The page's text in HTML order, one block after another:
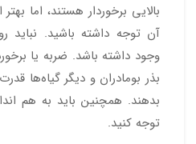
بالایی برخوردار هستند، اما
آن توجه داشته باشید. نباید
وجود داشته باشد. ضربه یا
بذر بومادران و دیگر گیاه‌ها
بدهند. همچنین باید به هم
توجه کنید.